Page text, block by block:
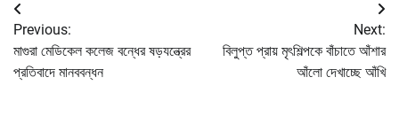
Post
navigation
Previous:
মাগুরা মেডিকেল কলেজ বন্ধের ষড়যন্ত্রের
প্রতিবাদে মানববন্ধন
Next:
বিলুপ্ত প্রায় মৃৎশিল্পকে বাঁচাতে আঁশার
আঁলো দেখাচ্ছে আঁখি